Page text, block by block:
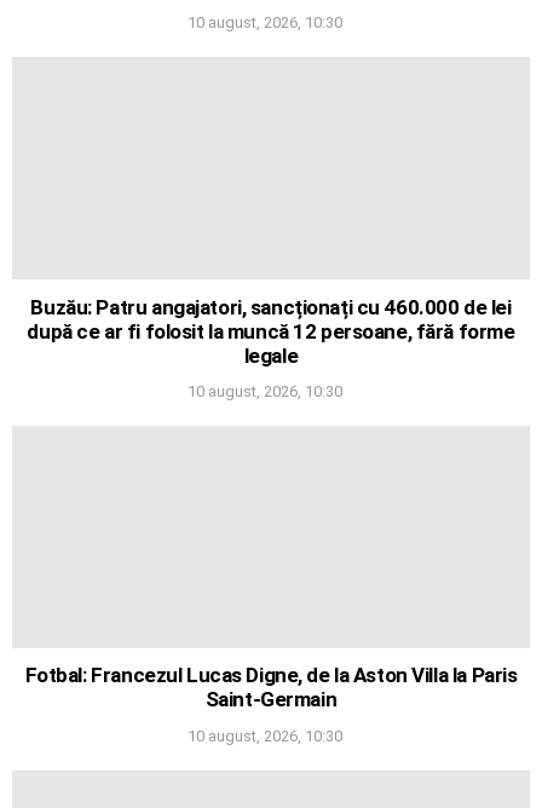
10 august, 2026, 10:30
Buzău: Patru angajatori, sancționați cu 460.000 de lei
după ce ar fi folosit la muncă 12 persoane, fără forme
legale
10 august, 2026, 10:30
Fotbal: Francezul Lucas Digne, de la Aston Villa la Paris
Saint-Germain
10 august, 2026, 10:30